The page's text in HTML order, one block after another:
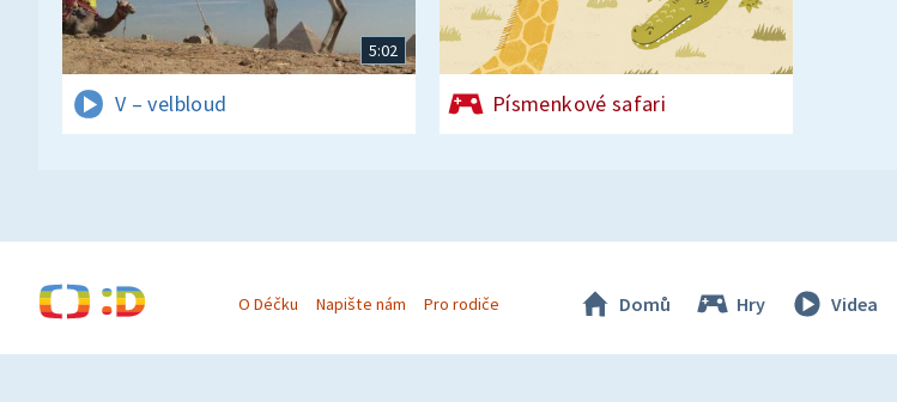
5:02
V – velbloud Písmenkové safari
O Déčku Napište nám Pro rodiče Domů Hry Videa